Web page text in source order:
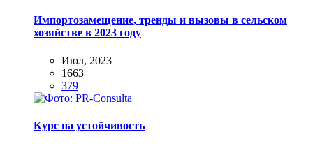
Импортозамещение, тренды и вызовы в сельском
хозяйстве в 2023 году
Июл, 2023
1663
379
Курс на устойчивость